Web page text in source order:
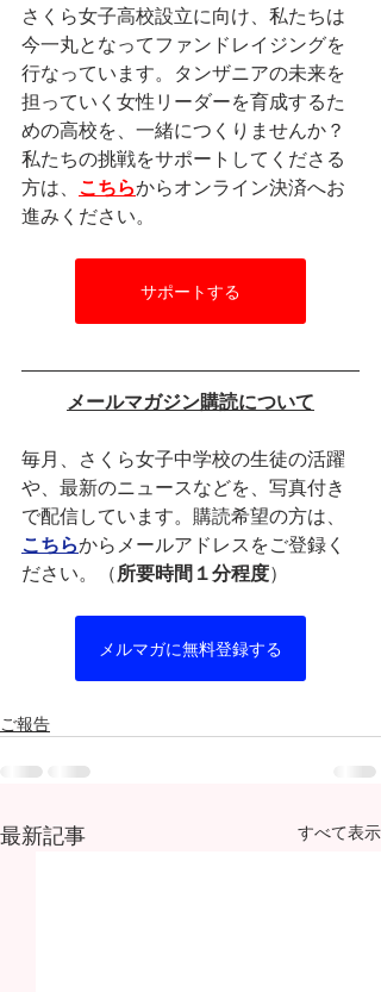
さくら女子高校設立に向け、私たちは
今一丸となってファンドレイジングを
行なっています。タンザニアの未来を
担っていく女性リーダーを育成するた
めの高校を、一緒につくりませんか？
私たちの挑戦をサポートしてくださる
方は、 こちらからオンライン決済へお
進みください。
サポートする
メールマガジン購読について
毎月、さくら女子中学校の生徒の活躍
や、最新のニュースなどを、写真付き
で配信しています。購読希望の方は、
こちらからメールアドレスをご登録く
ださい。（所要時間１分程度）
メルマガに無料登録する
ご報告
最新記事 すべて表示